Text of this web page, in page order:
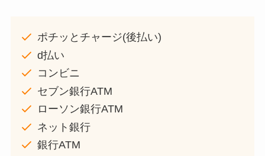
ポチッとチャージ(後払い)
d払い
コンビニ
セブン銀行ATM
ローソン銀行ATM
ネット銀行
銀行ATM